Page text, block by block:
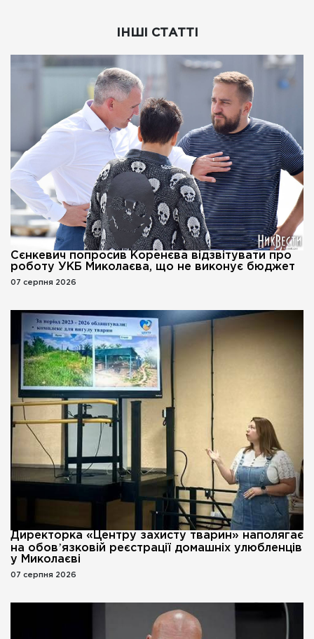
ІНШІ СТАТТІ
Сєнкевич попросив Коренєва відзвітувати про
роботу УКБ Миколаєва, що не виконує бюджет
07 серпня 2026
Директорка «Центру захисту тварин» наполягає
на обовʼязковій реєстрації домашніх улюбленців
у Миколаєві
07 серпня 2026